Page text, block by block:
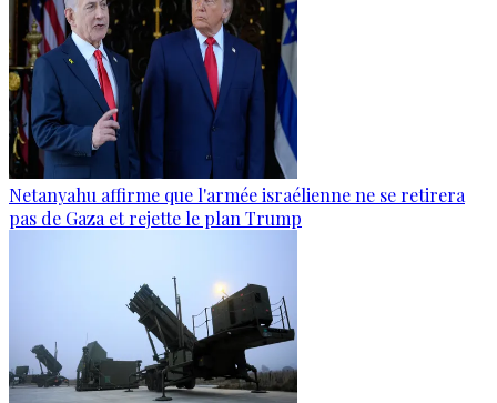
Netanyahu affirme que l'armée israélienne ne se retirera
pas de Gaza et rejette le plan Trump